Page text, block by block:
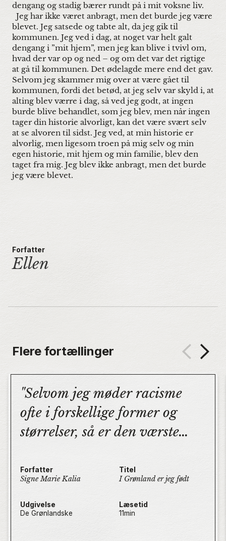
dengang og stadig bærer rundt på i mit voksne liv.
Jeg har ikke været anbragt, men det burde jeg være
blevet. Jeg satsede og tabte alt, da jeg gik til
kommunen. Jeg ved i dag, at noget var helt galt
dengang i ”mit hjem”, men jeg kan blive i tvivl om,
hvad der var op og ned – og om det var det rigtige
at gå til kommunen. Det ødelagde mere end det gav.
Selvom jeg skammer mig over at være gået til
kommunen, fordi det betød, at jeg selv var skyld i, at
alting blev værre i dag, så ved jeg godt, at ingen
burde blive behandlet, som jeg blev, men når ingen
tager din historie alvorligt, kan det være svært selv
at se alvoren til sidst. Jeg ved, at min historie er
alvorlig, men ligesom troen på mig selv og min
egen historie, mit hjem og min familie, blev den
taget fra mig. Jeg blev ikke anbragt, men det burde
jeg være blevet.
Forfatter
Ellen
Flere fortællinger
Selvom jeg møder racisme
ofte i forskellige former og
størrelser, så er den værste
forklædt som empati.
Forfatter
Signe Marie Kalia
Titel
I Grønland er jeg født
Udgivelse
De Grønlandske
Læsetid
11min